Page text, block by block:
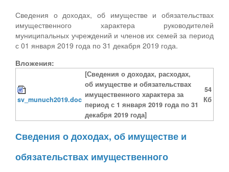
Сведения о доходах, об имуществе и обязательствах
имущественного характера руководителей
муниципальных учреждений и членов их семей за период
с 01 января 2019 года по 31 декабря 2019 года.
Вложения:
sv_munuch2019.doc
[Сведения о доходах, расходах,
об имуществе и обязательствах
имущественного характера за
период с 1 января 2019 года по 31
декабря 2019 года]
54
Кб
Сведения о доходах, об имуществе и
обязательствах имущественного